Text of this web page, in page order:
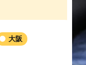
大阪